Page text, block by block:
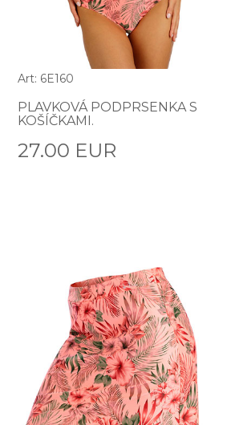
Art: 6E160
PLAVKOVÁ PODPRSENKA S
KOŠÍČKAMI.
27.00 EUR